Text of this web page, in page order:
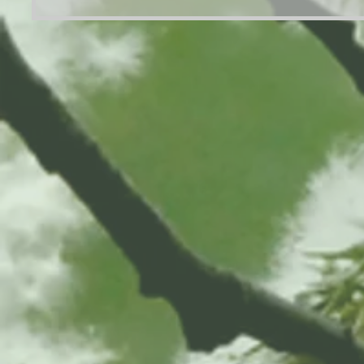
kiinnostaa ja hirvittää:
Uhrilista luonnonk
Myr